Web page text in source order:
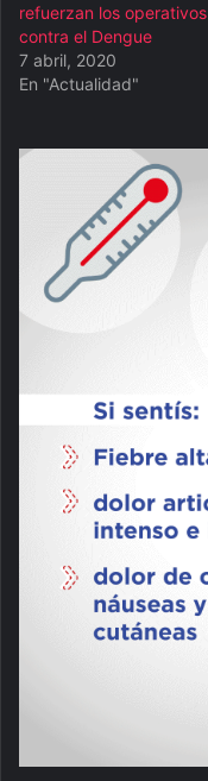
refuerzan los operativos
contra el Dengue
7 abril, 2020
En "Actualidad"